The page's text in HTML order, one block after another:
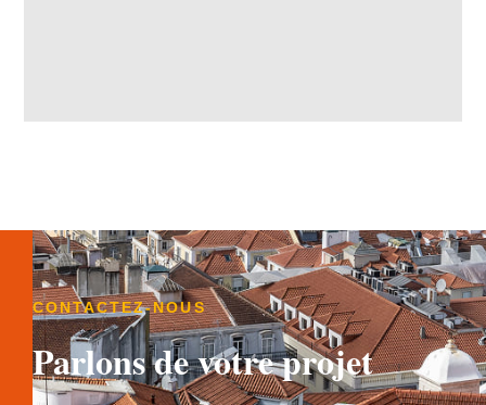
CONTACTEZ-NOUS
Parlons de votre projet